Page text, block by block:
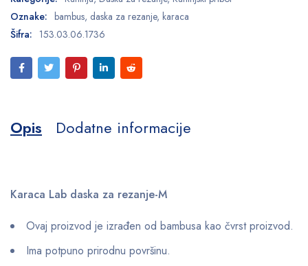
Oznake: bambus, daska za rezanje, karaca
Šifra: 153.03.06.1736
Opis Dodatne informacije
Karaca Lab daska za rezanje-M
Ovaj proizvod je izrađen od bambusa kao čvrst proizvod.
Ima potpuno prirodnu površinu.